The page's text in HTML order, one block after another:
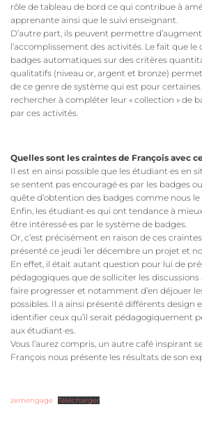
rôle de tableau de bord ce qui contribue à
apprenante ainsi que le suivi enseignant.
D’autre part, ils peuvent permettre
l’accomplissement des activités. Le fait que le
badges automatiques sur des critères
qualitatifs (niveau or, argent et bronze)
de ce genre de système qui est pour
rechercher à compléter leur « collection » de
par ces activités.
Quelles sont les craintes de François avec
Il est en ainsi possible que les étudiant·es en
se sentent pas encouragé·es par les badges
quête d’obtention des badges comme nous
Enfin, les étudiant·es qui ont tendance à
être intéressé·es par le système de badges.
Or, c’est précisément en raison de ces
présenté ce jeudi 1er décembre un projet et
En effet, il était autant question pour lui de
pédagogiques que de solliciter les
faire progresser et notamment d’en déjouer
possibles. Il a ainsi présenté différents design
identifier ceux qu’il serait pédagogiquement
aux étudiant·es.
Vous l’aurez compris, un autre café inspirant
François nous présente les résultats de son
zemengage Télécharger